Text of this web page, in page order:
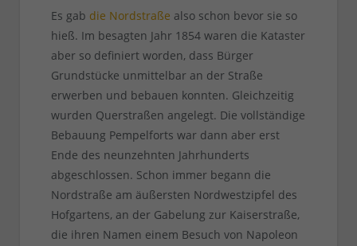
Es gab die Nordstraße also schon bevor sie so
hieß. Im besagten Jahr 1854 waren die Kataster
aber so definiert worden, dass Bürger
Grundstücke unmittelbar an der Straße
erwerben und bebauen konnten. Gleichzeitig
wurden Querstraßen angelegt. Die vollständige
Bebauung Pempelforts war dann aber erst
Ende des neunzehnten Jahrhunderts
abgeschlossen. Schon immer begann die
Nordstraße am äußersten Nordwestzipfel des
Hofgartens, an der Gabelung zur Kaiserstraße,
die ihren Namen einem Besuch von Napoleon